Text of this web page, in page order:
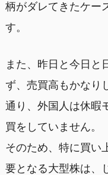
柄がダレてきたケー
す。
また、昨日と今日と
ず、売買高もかなり
通り、外国人は休暇
買をしていません。
そのため、特に買い
要となる大型株は、